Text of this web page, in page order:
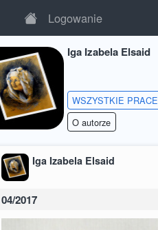
Logowanie
Iga Izabela Elsaid
WSZYSTKIE PRACE
O autorze
Iga Izabela Elsaid
04/2017